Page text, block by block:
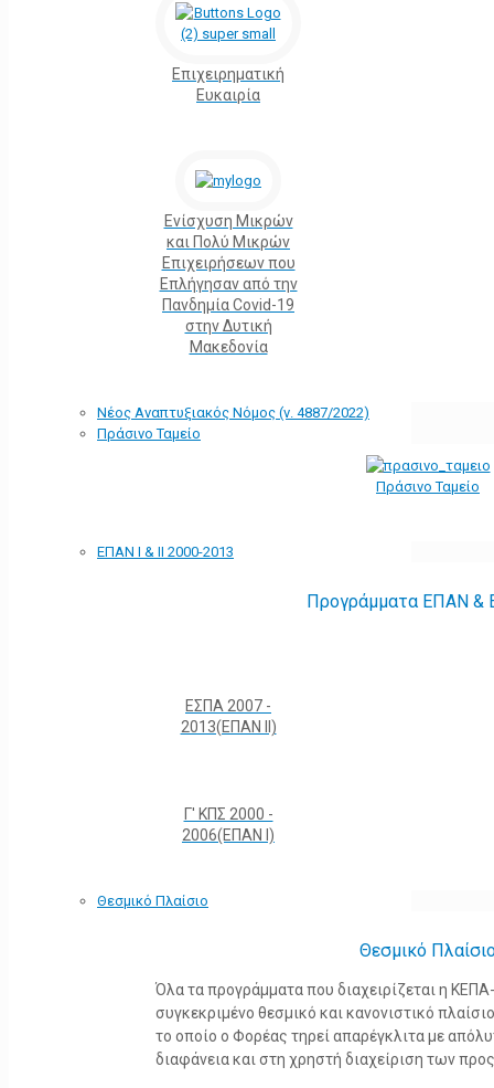
Επιχειρηματική
Ευκαιρία
Ενίσχυση Μικρών
και Πολύ Μικρών
Επιχειρήσεων που
Επλήγησαν από την
Πανδημία Covid-19
στην Δυτική
Μακεδονία
Νέος Αναπτυξιακός Νόμος (ν. 4887/2022)
Πράσινο Ταμείο
Πράσινο Ταμείο
ΕΠΑΝ Ι & ΙΙ 2000-2013
Προγράμματα ΕΠΑΝ &
ΕΣΠΑ 2007 -
2013(ΕΠΑΝ ΙΙ)
Γ' ΚΠΣ 2000 -
2006(ΕΠΑΝ Ι)
Θεσμικό Πλαίσιο
Θεσμικό
Όλα τα προγράμματα που διαχειρίζεται η
συγκεκριμένο θεσμικό και κανονιστικό
το οποίο ο Φορέας τηρεί απαρέγκλιτα με
διαφάνεια και στη χρηστή διαχείριση των